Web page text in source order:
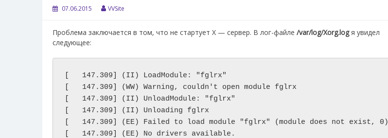
07.06.2015 VVSite
Проблема заключается в том, что не стартует X — сервер. В лог-файле /var/log/Xorg.logя увидел
следующее:
[   147.309] (II) LoadModule: "fglrx"
[   147.309] (WW) Warning, couldn't open module fglrx
[   147.309] (II) UnloadModule: "fglrx"
[   147.309] (II) Unloading fglrx
[   147.309] (EE) Failed to load module "fglrx" (module does not exist, 0)
[   147.309] (EE) No drivers available.